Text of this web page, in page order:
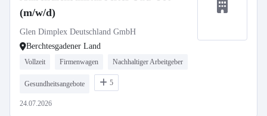
(m/w/d)
Glen Dimplex Deutschland GmbH
Berchtesgadener Land
Vollzeit Firmenwagen Nachhaltiger Arbeitgeber
Gesundheitsangebote 5
24.07.2026